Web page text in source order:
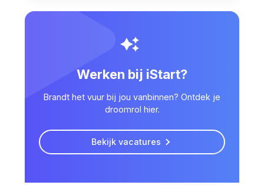
Werken bij iStart?
Brandt het vuur bij jou vanbinnen? Ontdek je
droomrol hier.
Bekijk vacatures